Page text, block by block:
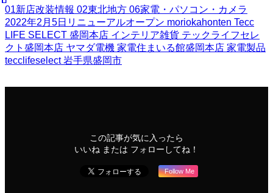
01新店改装情報 02東北地方 06家電・パソコン・カメラ
2022年2月5日リニューアルオープン moriokahonten Tecc
LIFE SELECT 盛岡本店 インテリア雑貨 テックライフセレ
クト盛岡本店 ヤマダ電機 家電住まいる館盛岡本店 家電製品
tecclifeselect岩手県盛岡市
この記事が気に入ったら
いいね または フォローしてね！
Follow Me